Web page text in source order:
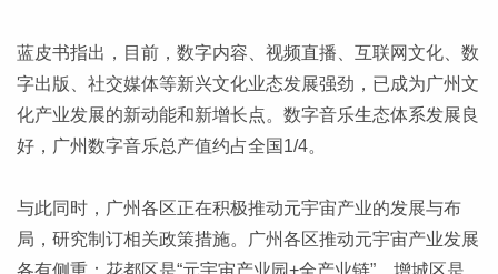
蓝皮书指出，目前，数字内容、视频直播、互联网文化、数
字出版、社交媒体等新兴文化业态发展强劲，已成为广州文
化产业发展的新动能和新增长点。数字音乐生态体系发展良
好，广州数字音乐总产值约占全国1/4。
与此同时，广州各区正在积极推动元宇宙产业的发展与布
局，研究制订相关政策措施。广州各区推动元宇宙产业发展
各有侧重：花都区是“元宇宙产业园+全产业链”、增城区是